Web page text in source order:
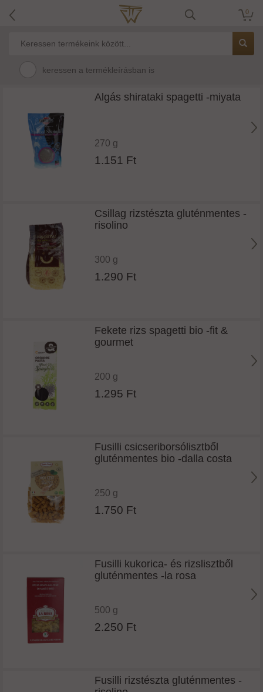
0
keressen a termékleírásban is
Algás shirataki spagetti -miyata
270 g
1.151 Ft
Csillag rizstészta gluténmentes -
risolino
300 g
1.290 Ft
Fekete rizs spagetti bio -fit &
gourmet
200 g
1.295 Ft
Fusilli csicseriborsólisztből
gluténmentes bio -dalla costa
250 g
1.750 Ft
Fusilli kukorica- és rizslisztből
gluténmentes -la rosa
500 g
2.250 Ft
Fusilli rizstészta gluténmentes -